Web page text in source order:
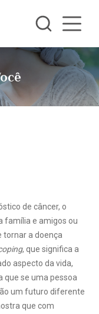
de câncer, o
família e amigos ou
tornar a doença
, que significa a
aspecto da vida,
que se uma pessoa
um futuro diferente
que com